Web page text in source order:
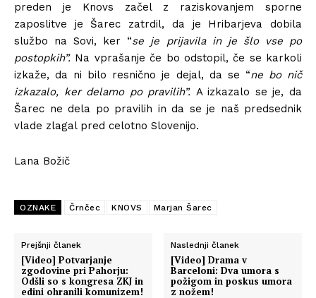
preden je Knovs začel z raziskovanjem sporne
zaposlitve je Šarec zatrdil, da je Hribarjeva dobila
službo na Sovi, ker “se je prijavila in je šlo vse po
postopkih”. Na vprašanje če bo odstopil, če se karkoli
izkaže, da ni bilo resnično je dejal, da se “ne bo nič
izkazalo, ker delamo po pravilih”. A izkazalo se je, da
Šarec ne dela po pravilih in da se je naš predsednik
vlade zlagal pred celotno Slovenijo.
Lana Božič
OZNAKE Črnčec KNOVS Marjan Šarec
Prejšnji članek
[Video] Potvarjanje
zgodovine pri Pahorju:
Odšli so s kongresa ZKJ in
edini ohranili komunizem!
Naslednji članek
[Video] Drama v
Barceloni: Dva umora s
požigom in poskus umora
z nožem!